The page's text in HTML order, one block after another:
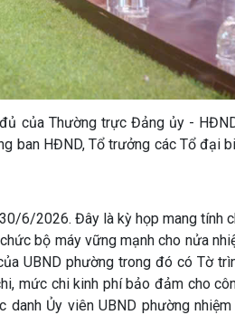
của Thường trực Đảng ủy -
ban HĐND, Tổ trưởng các Tổ đại
6/2026. Đây là kỳ họp mang tính
bộ máy vững mạnh cho nửa
UBND phường trong đó có Tờ
mức chi kinh phí bảo đảm cho
Ủy viên UBND phường